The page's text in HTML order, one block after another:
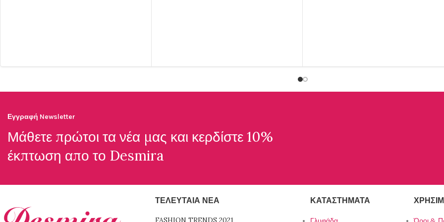
Εγγραφή Newsletter
Μάθετε πρώτοι τα νέα μας και κερδίστε 10%
έκπτωση απο το Desmira
ΤΕΛΕΥΤΑΊΑ ΝΈΑ
FASHION TRENDS 2021
ΚΑΤΑΣΤΉΜΑΤΑ